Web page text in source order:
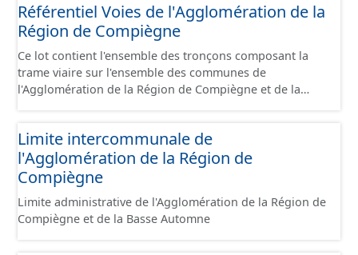
diverses : - SAGE, - GEMA (Gestion des Milieux
Aquatiques) - Ruissellement. Le ou les périmètres du
syndicat de la Brêche n'est pas inclus dans ce jeu de
données.
Référentiel Voies de l'Agglomération de la
Région de Compiègne
Ce lot contient l'ensemble des tronçons composant la
trame viaire sur l'ensemble des communes de
l'Agglomération de la Région de Compiègne et de la
peut-être nommé ou non par un libellé de voie. Un
tronçon appartient à une ou deux communes. Un
tronçon représente, le plus souvent, le centre de la
chaussée. Les tronçons de voies sont topologiques : les
extrémités d’un tronçon correspondent à des
intersections ou des jonctions, sauf dans le cas d'un
Limite intercommunale de
l'Agglomération de la Région de
Compiègne
Limite administrative de l'Agglomération de la Région de
Compiègne et de la Basse Automne